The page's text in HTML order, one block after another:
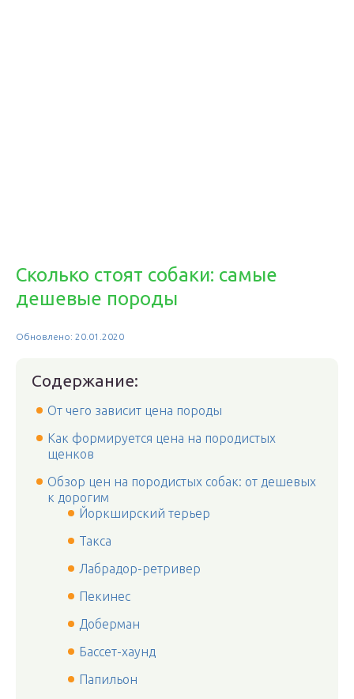
Сколько стоят собаки: самые
дешевые породы
Обновлено: 20.01.2020
Содержание:
От чего зависит цена породы
Как формируется цена на породистых
щенков
Обзор цен на породистых собак: от дешевых
к дорогим
Йоркширский терьер
Такса
Лабрадор-ретривер
Пекинес
Доберман
Бассет-хаунд
Папильон